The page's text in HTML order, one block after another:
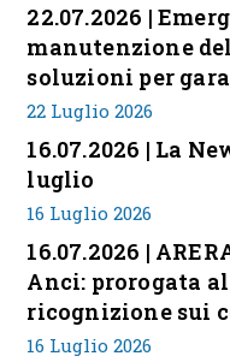
22.07.2026 |
manutenzione
soluzioni per
22 Luglio 2026
16.07.2026 | La
luglio
16 Luglio 2026
16.07.2026 |
Anci: prorogata
ricognizione sui
16 Luglio 2026